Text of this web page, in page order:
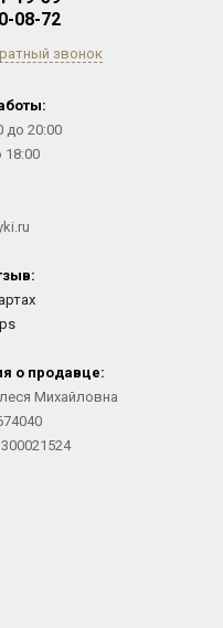
08-72
звонок
до 20:00
18:00
о продавце:
Михайловна